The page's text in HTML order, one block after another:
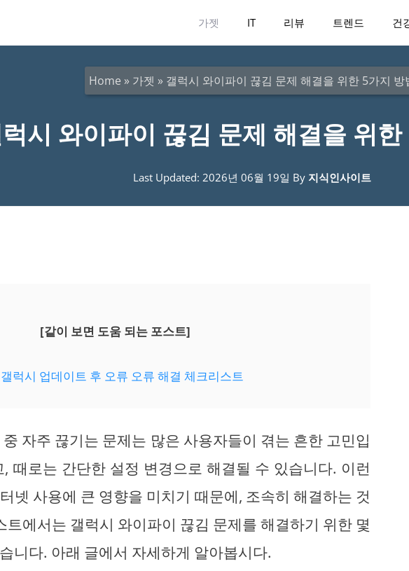
가젯 IT 리뷰 트렌드 건
Home » 가젯 » 갤럭시 와이파이 끊김 문제 해결을 위한 5가지 방
시 와이파이 끊김 문제 해결을 위
Last Updated: 2026년 06월 19일 By 지식인사이트
[같이 보면 도움 되는 포스트]
럭시 업데이트 후 오류 오류 해결 체크리스트
자주 끊기는 문제는 많은 사용자들이 겪는 흔한 고민입
때로는 간단한 설정 변경으로 해결될 수 있습니다. 이런
넷 사용에 큰 영향을 미치기 때문에, 조속히 해결하는 것
트에서는 갤럭시 와이파이 끊김 문제를 해결하기 위한 몇
니다. 아래 글에서 자세하게 알아봅시다.